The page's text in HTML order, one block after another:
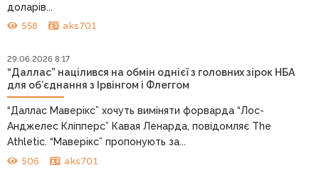
доларів...
558 aks701
29.06.2026 8:17
“Даллас” націлився на обмін однієї з головних зірок НБА
для об’єднання з Ірвінгом і Флеггом
“Даллас Маверікс” хочуть виміняти форварда “Лос-
Анджелес Кліпперс” Кавая Ленарда, повідомляє The
Athletic. “Маверікс” пропонують за...
506 aks701